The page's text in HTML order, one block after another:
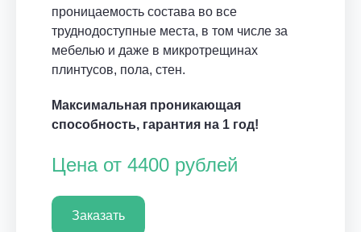
проницаемость состава во все
труднодоступные места, в том числе за
мебелью и даже в микротрещинах
плинтусов, пола, стен.
Максимальная проникающая
способность, гарантия на 1 год!
Цена от 4400 рублей
Заказать